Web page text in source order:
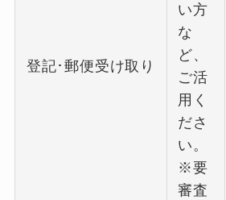
登記･郵便受け取り
い方
な
ど、
ご活
用く
ださ
い。
※要
審査